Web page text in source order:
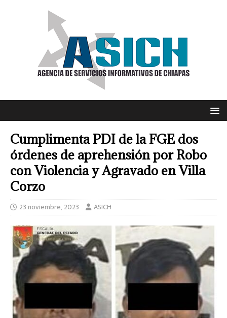
Cumplimenta PDI de la FGE dos
órdenes de aprehensión por Robo
con Violencia y Agravado en Villa
Corzo
23 noviembre, 2023 ASICH